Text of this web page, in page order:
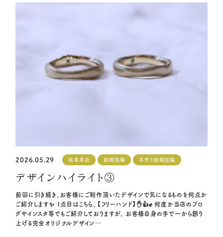
2026.05.29 岐阜本店 結婚指輪 手作り結婚指輪
デザインハイライト③
前回に引き続き、お客様にご制作頂いたデザインで気になるものを何点か
ご紹介します✨ 1点目はこちら、【フリーハンド】✋👍✊ 何度か当店のブロ
グやインスタ等でもご紹介しておりますが、 お客様自身の手で一から創り
上げる完全オリジナルデザイン…